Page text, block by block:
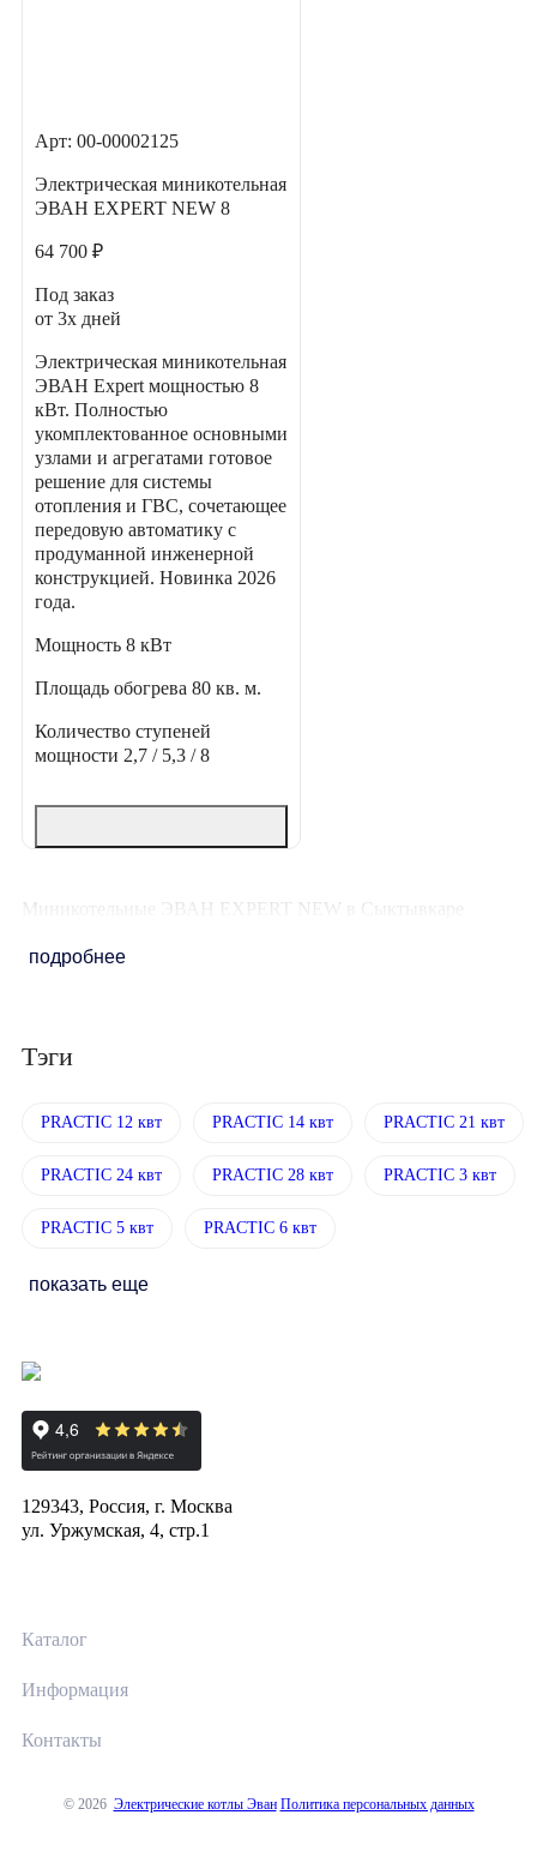
Арт: 00-00002125
Электрическая миникотельная
ЭВАН EXPERT NEW 8
64 700 ₽
Под заказ
от 3х дней
Электрическая миникотельная
ЭВАН Expert мощностью 8
кВт. Полностью
укомплектованное основными
узлами и агрегатами готовое
решение для системы
отопления и ГВС, сочетающее
передовую автоматику с
продуманной инженерной
конструкцией. Новинка 2026
года.
Мощность 8 кВт
Площадь обогрева 80 кв. м.
Количество ступеней
мощности 2,7 / 5,3 / 8
Миникотельные ЭВАН EXPERT NEW в Сыктывкаре
подробнее
Тэги
PRACTIC 12 квт PRACTIC 14 квт PRACTIC 21 квт
PRACTIC 24 квт PRACTIC 28 квт PRACTIC 3 квт
PRACTIC 5 квт PRACTIC 6 квт
показать еще
129343, Россия, г. Москва
ул. Уржумская, 4, стр.1
Каталог
Информация
Контакты
© 2026 Электрические котлы Эван Политика персональных данных